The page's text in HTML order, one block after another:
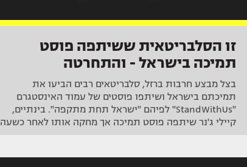
זו הסלבריטאית ששיתפה פוסט
תמיכה בישראל - והתחרטה
בצל מבצע חרבות ברזל, סלבריטאים רבים הביעו את
תמיכתם בישראל ושיתפו פוסטים של עמוד האינסטגרם
"StandWithUs" לפיהם "ישראל תחת מתקפה". בינתיים,
קיילי ג'נר שיתפה פוסט תמיכה אך מחקה אותו לאחר כשעה